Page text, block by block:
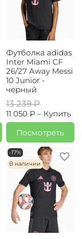
Футболка adidas
Inter Miami CF
26/27 Away Messi
10 Junior -
черный
13 239 ₽
11 050 ₽ – Купить
Посмотреть
-17%
В наличии